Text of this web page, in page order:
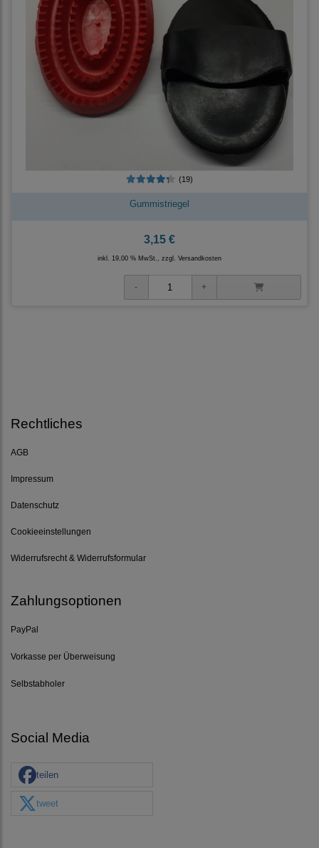
(19)
Gummistriegel
3,15 €
inkl. 19,00 % MwSt., zzgl. Versandkosten
Rechtliches
AGB
Impressum
Datenschutz
Cookieeinstellungen
Widerrufsrecht & Widerrufsformular
Zahlungsoptionen
PayPal
Vorkasse per Überweisung
Selbstabholer
Social Media
teilen
tweet